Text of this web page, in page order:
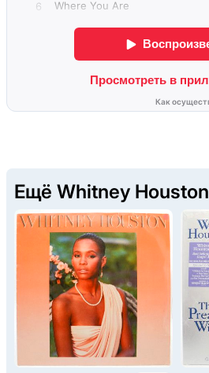
Ещё Whitney Houston